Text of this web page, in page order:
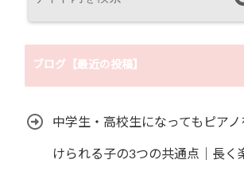
ブログ【最近の投稿】
中学生・高校生になってもピアノ
けられる子の3つの共通点｜長く